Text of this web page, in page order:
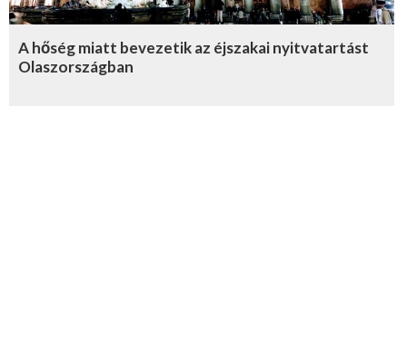
A hőség miatt bevezetik az éjszakai nyitvatartást
Olaszországban